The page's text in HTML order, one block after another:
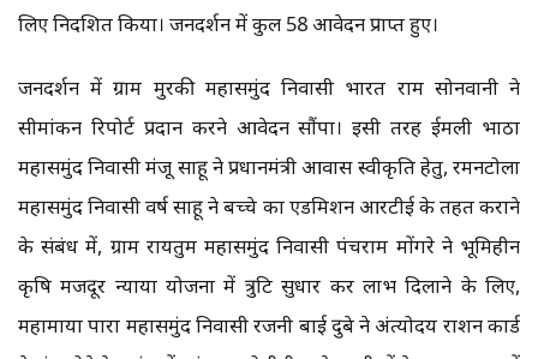
लिए निर्देशित किया। जनदर्शन में कुल 58 आवेदन प्राप्त हुए।
जनदर्शन में ग्राम मुरकी महासमुंद निवासी भारत राम सोनवानी ने
सीमांकन रिपोर्ट प्रदान करने आवेदन सौंपा। इसी तरह ईमली भाठा
महासमुंद निवासी मंजू साहू ने प्रधानमंत्री आवास स्वीकृति हेतु, रमनटोला
महासमुंद निवासी वर्ष साहू ने बच्चे का एडमिशन आरटीई के तहत कराने
के संबंध में, ग्राम रायतुम महासमुंद निवासी पंचराम मोंगरे ने भूमिहीन
कृषि मजदूर न्याया योजना में त्रुटि सुधार कर लाभ दिलाने के लिए,
महामाया पारा महासमुंद निवासी रजनी बाई दुबे ने अंत्योदय राशन कार्ड